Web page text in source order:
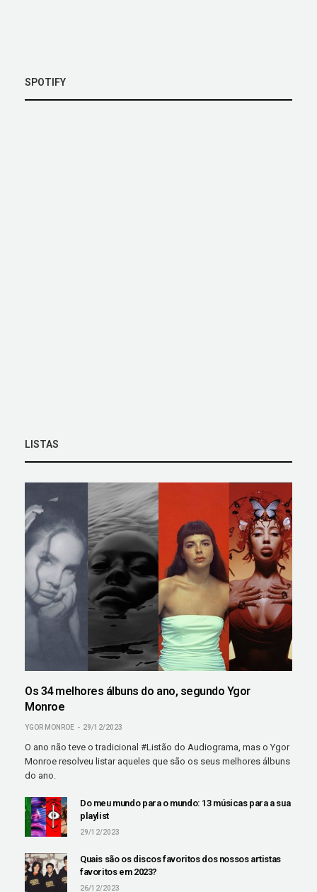
SPOTIFY
LISTAS
Os 34 melhores álbuns do ano, segundo Ygor
Monroe
YGOR MONROE 29/12/2023
O ano não teve o tradicional #Listão do Audiograma, mas o Ygor
Monroe resolveu listar aqueles que são os seus melhores álbuns
do ano.
Do meu mundo para o mundo: 13 músicas para a sua
playlist
29/12/2023
Quais são os discos favoritos dos nossos artistas
favoritos em 2023?
26/12/2023